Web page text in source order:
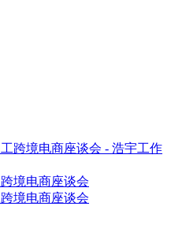
境电商座谈会
境电商座谈会